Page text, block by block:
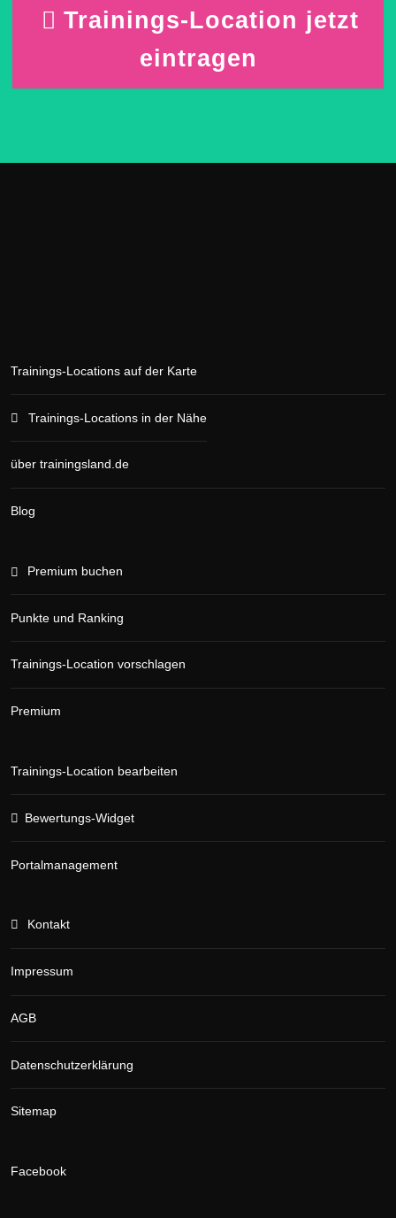
Trainings-Location jetzt
eintragen
Trainings-Locations auf der Karte
Trainings-Locations in der Nähe
über trainingsland.de
Blog
Premium buchen
Punkte und Ranking
Trainings-Location vorschlagen
Premium
Trainings-Location bearbeiten
Bewertungs-Widget
Portalmanagement
Kontakt
Impressum
AGB
Datenschutzerklärung
Sitemap
Facebook